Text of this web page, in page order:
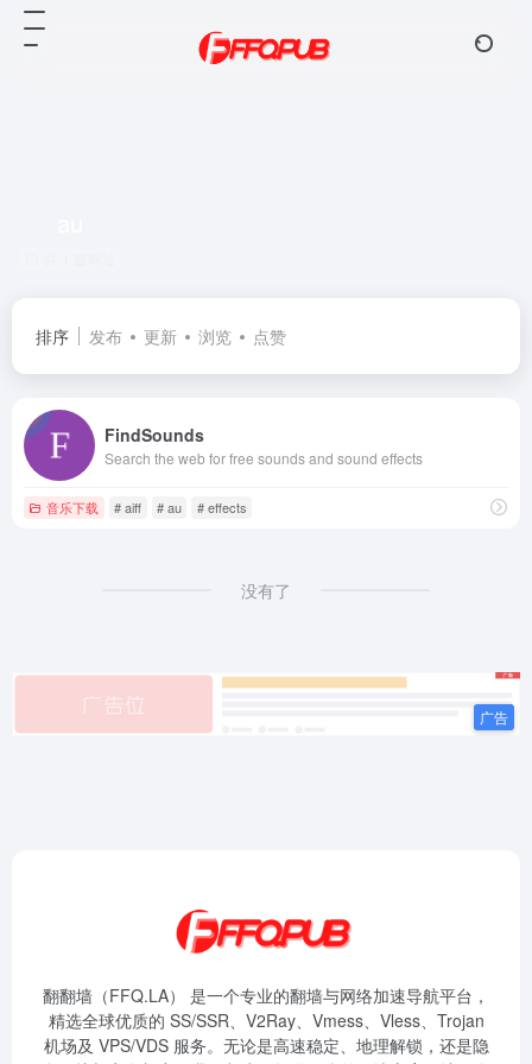
排序 发布 更新 浏览 点赞
FindSounds
Search the web for free sounds and sound effects
音乐下载 # aiff # au # effects
没有了
翻翻墙（FFQ.LA） 是一个专业的翻墙与网络加速导航平台，
精选全球优质的 SS/SSR、V2Ray、Vmess、Vless、Trojan
机场及 VPS/VDS 服务。无论是高速稳定、地理解锁，还是隐